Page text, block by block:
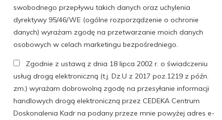
swobodnego przepływu takich danych oraz uchylenia
dyrektywy 95/46/WE (ogólne rozporządzenie o ochronie
danych) wyrażam zgodę na przetwarzanie moich danych
osobowych w celach marketingu bezpośredniego.
Zgodnie z ustawą z dnia 18 lipca 2002 r. o świadczeniu
usług drogą elektroniczną (t.j. Dz.U z 2017 poz.1219 z późn.
zm.) wyrażam dobrowolną zgodę na przesyłanie informacji
handlowych drogą elektroniczną przez CEDEKA Centrum
Doskonalenia Kadr na podany przeze mnie powyżej adres e-